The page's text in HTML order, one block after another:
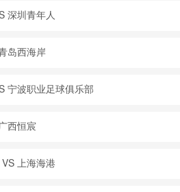
深圳青年人
岛西海岸
宁波职业足球俱乐部
西恒宸
上海海港